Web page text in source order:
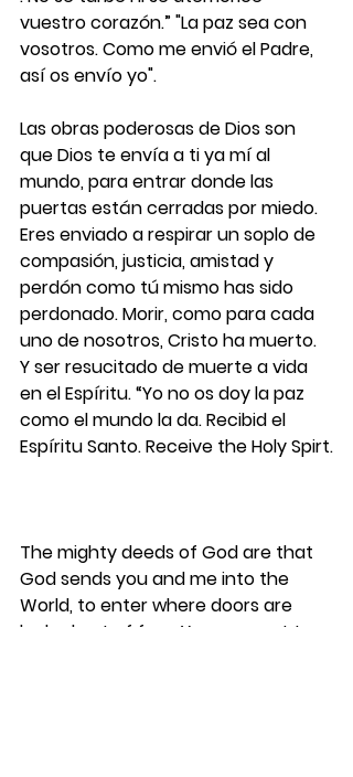
vuestro corazón.” "La paz sea con
vosotros. Como me envió el Padre,
así os envío yo".
Las obras poderosas de Dios son
que Dios te envía a ti ya mí al
mundo, para entrar donde las
puertas están cerradas por miedo.
Eres enviado a respirar un soplo de
compasión, justicia, amistad y
perdón como tú mismo has sido
perdonado. Morir, como para cada
uno de nosotros, Cristo ha muerto.
Y ser resucitado de muerte a vida
en el Espíritu. “Yo no os doy la paz
como el mundo la da. Recibid el
Espíritu Santo. Receive the Holy Spirt.
The mighty deeds of God are that
God sends you and me into the
World, to enter where doors are
locked out of fear. You are sent to